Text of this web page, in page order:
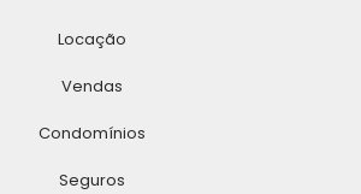
Locação
Vendas
Condomínios
Seguros